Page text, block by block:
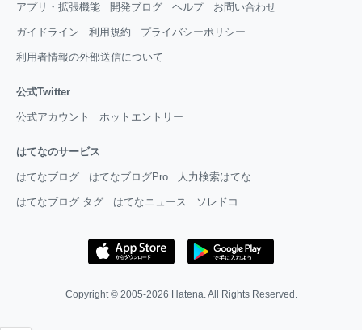
アプリ・拡張機能 開発ブログ ヘルプ お問い合わせ
ガイドライン 利用規約 プライバシーポリシー
利用者情報の外部送信について
公式Twitter
公式アカウント ホットエントリー
はてなのサービス
はてなブログ はてなブログPro 人力検索はてな
はてなブログ タグ はてなニュース ソレドコ
Copyright © 2005-2026 Hatena. All Rights Reserved.